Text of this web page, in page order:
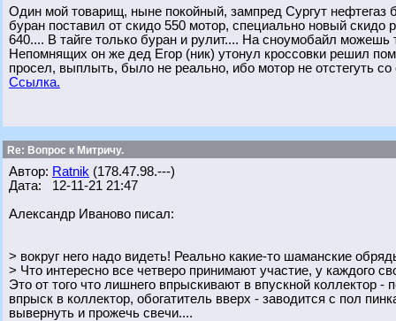
Один мой товарищ, ныне покойный, зампред Сургут нефтегаз
буран поставил от скидо 550 мотор, специально новый скидо
640.... В тайге только буран и рулит.... На сноумобайл
Непомнящих он же дед Егор (ник) утонул кроссовки решил
просел, выплыть, было не реально, ибо мотор не отстегуть
Ссылка.
Re: Вопрос к Митричу.
Автор: Ratnik (178.47.98.---)
Дата: 12-11-21 21:47
Александр Иваново писал:
> вокруг него надо видеть! Реально какие-то шаманские
> Что интересно все четверо принимают участие, у каждого
Это от того что лишнего впрыскивают в впускной коллектор
впрыск в коллектор, обогатитель вверх - заводится с пол
вывернуть и прожечь свечи....